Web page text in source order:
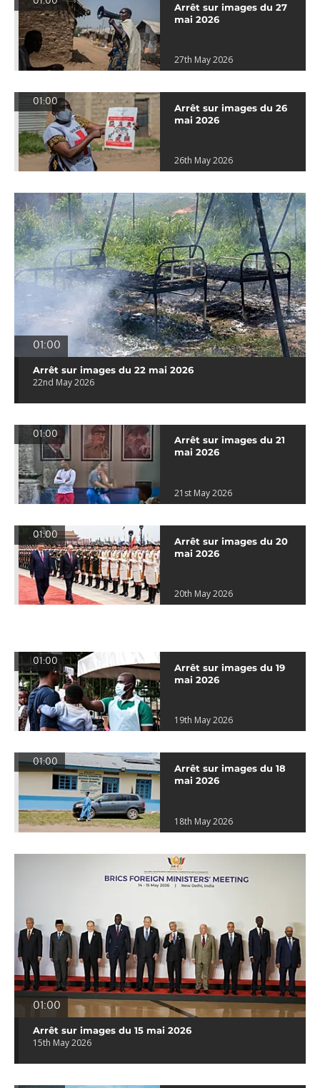
Arrêt sur images du 27
mai 2026
27th May 2026
01:00
Arrêt sur images du 26
mai 2026
26th May 2026
01:00
Arrêt sur images du 22 mai 2026
22nd May 2026
01:00
Arrêt sur images du 21
mai 2026
21st May 2026
01:00
Arrêt sur images du 20
mai 2026
20th May 2026
01:00
Arrêt sur images du 19
mai 2026
19th May 2026
01:00
Arrêt sur images du 18
mai 2026
18th May 2026
01:00
Arrêt sur images du 15 mai 2026
15th May 2026